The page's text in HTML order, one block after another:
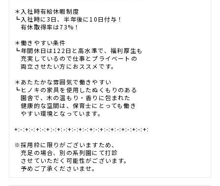
＊入社時有給休暇制度
┗入社時に3日、半年後に10日付与！
有休取得率は73%！
＊働きやすい条件
┗年間休日は122日と高水準で、福利厚生も
充実しているので仕事とプライベートの
両立させたい方におススメです。
＊あたたかな雰囲気で働きやすい
┗ヒノキの家具を使用したぬくもりのある
園舎で、木の温もり・香りに包まれた
健康的な空間は、保育士にとっても働き
やすい環境となっています。
+:-:+:-:+:-:+:-:+:-:+:-:+:-:+:-:+:-:+:-:+:-:+:-:+:
※採用枠に限りがございますため、
充足の場合、別の系列園にて打診
させていただく可能性がございます。
予めご了承くださいませ。